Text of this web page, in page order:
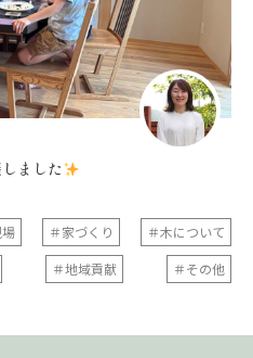
ました
＃家づくり
＃木について
＃地域貢献 ＃その他